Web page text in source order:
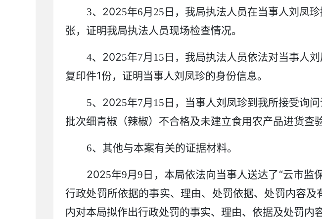
3、 2025年6月 25 日，我局执法人员在当事人刘凤
张，证明我局执法人员现场检查情况。
4、 2025年7月 15 日，我局执法人员依法对当事人
复印件1份，证明 当事人刘凤珍的身份信息。
5、 2025年7月 15 日 ， 当事人刘凤珍到我所接受询问
批次细青椒（辣椒）不合格及未建立食用农产品进货查
6、其他与本案有关的证据材料。
2025年9月9 日，本局依法向当事人送达了“云市监
行政处罚所依据的事实、理由、处罚依据、处罚内容
内对本局拟作出行政处罚的事实、理由、依据及处罚内